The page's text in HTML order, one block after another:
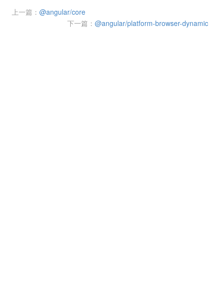
上一篇： @angular/core
下一篇： @angular/platform-browser-dynamic